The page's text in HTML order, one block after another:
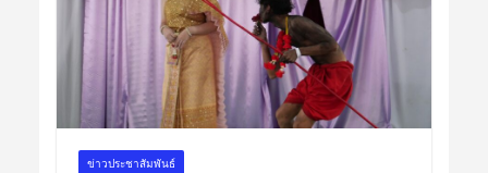
ข่าวประชาสัมพันธ์